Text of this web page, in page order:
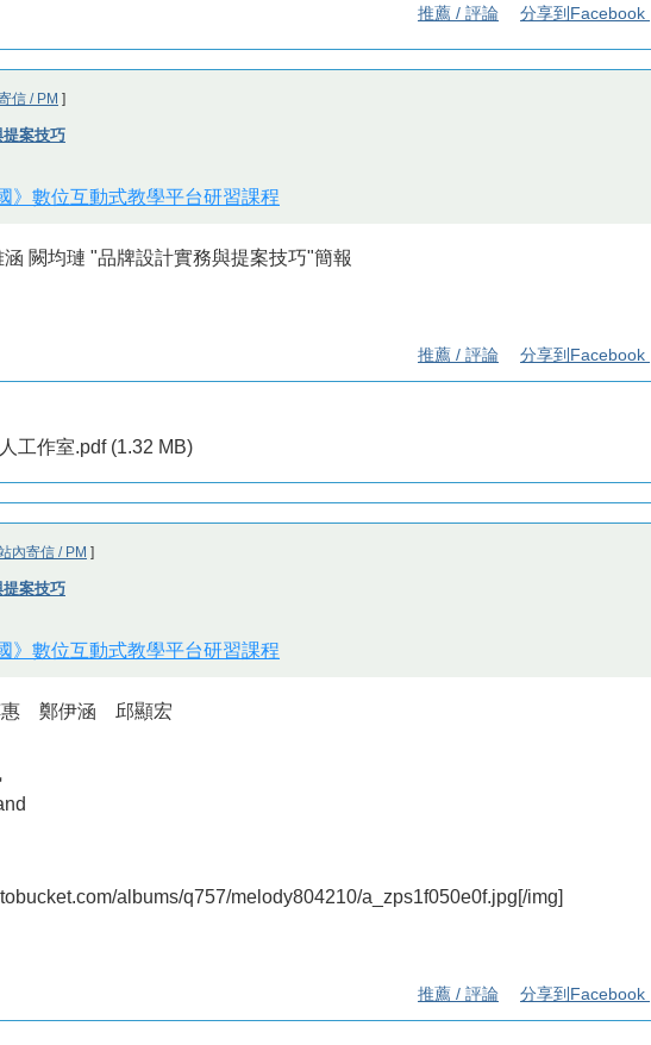
推薦 / 評論 分享到Facebook
信 / PM ]
案技巧
》數位互動式教學平台研習課程
闕均璉 "品牌設計實務與提案技巧"簡報
推薦 / 評論 分享到Facebook
工作室.pdf (1.32 MB)
內寄信 / PM ]
案技巧
》數位互動式教學平台研習課程
惠 鄭伊涵 邱顯宏
albums/q757/melody804210/a_zps1f050e0f.jpg[/img]
推薦 / 評論 分享到Facebook